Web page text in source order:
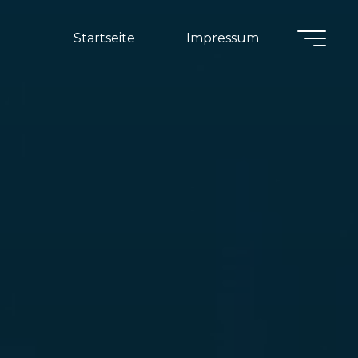
Startseite Impressum